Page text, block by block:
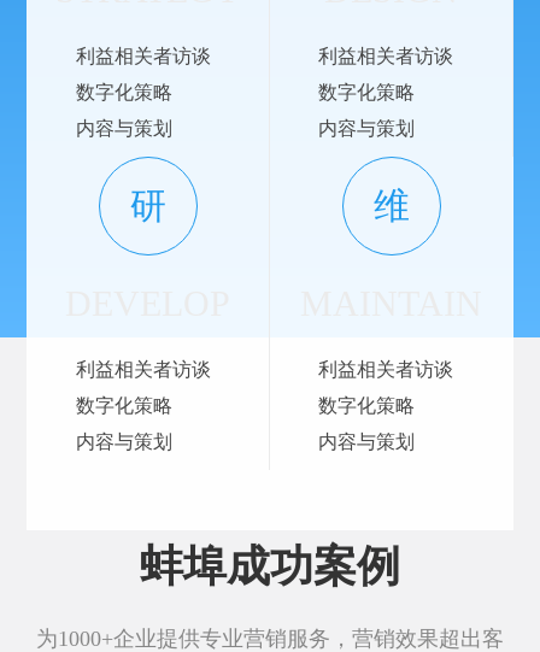
利益相关者访谈
数字化策略
内容与策划
利益相关者访谈
数字化策略
内容与策划
研
利益相关者访谈
数字化策略
内容与策划
维
利益相关者访谈
数字化策略
内容与策划
蚌埠成功案例
为1000+企业提供专业营销服务，营销效果超出客